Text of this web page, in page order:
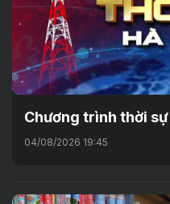
Chương trình thời
04/08/2026 19:45